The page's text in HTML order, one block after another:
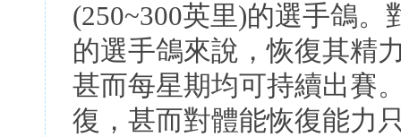
(250~300英里)的選手鴿。
的選手鴿來說，恢復其精
甚而每星期均可持續出賽
復，甚而對體能恢復能力